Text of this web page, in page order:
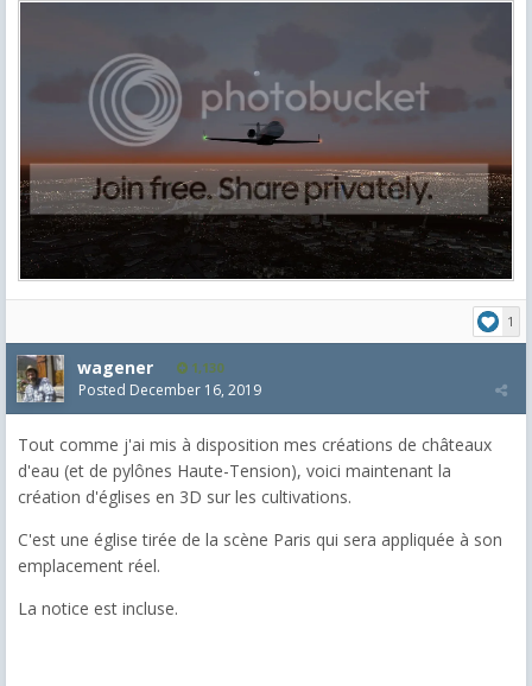
1
wagener 1,130
Posted December 16, 2019
Tout comme j'ai mis à disposition mes créations de châteaux
d'eau (et de pylônes Haute-Tension), voici maintenant la
création d'églises en 3D sur les cultivations.
C'est une église tirée de la scène Paris qui sera appliquée à son
emplacement réel.
La notice est incluse.